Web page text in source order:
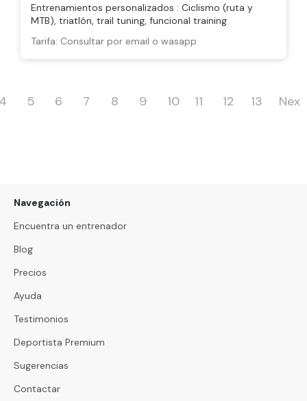
Entrenamientos personalizados : Ciclismo (ruta y
MTB), triatlón, trail tuning, funcional training
Tarifa: Consultar por email o wasapp
5 6 7 8 9 10 11 12 13
Navegación
Encuentra un entrenador
Blog
Precios
Ayuda
Testimonios
Deportista Premium
Sugerencias
Contactar